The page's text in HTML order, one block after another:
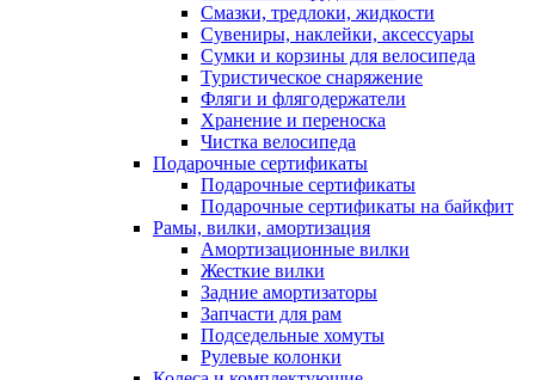
Смазки, тредлоки, жидкости
Сувениры, наклейки, аксессуары
Сумки и корзины для велосипеда
Туристическое снаряжение
Фляги и флягодержатели
Хранение и переноска
Чистка велосипеда
Подарочные сертификаты
Подарочные сертификаты
Подарочные сертификаты на байкфит
Рамы, вилки, амортизация
Амортизационные вилки
Жесткие вилки
Задние амортизаторы
Запчасти для рам
Подседельные хомуты
Рулевые колонки